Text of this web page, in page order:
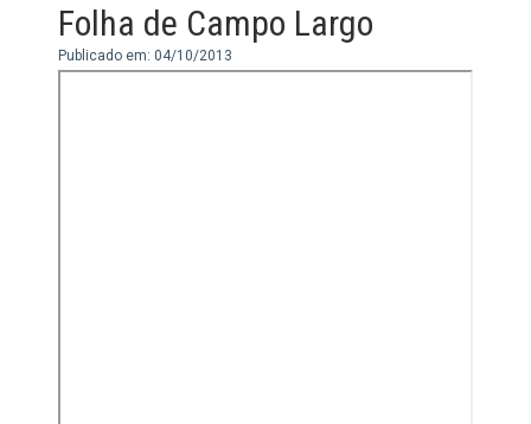
Folha de Campo Largo
Publicado em: 04/10/2013